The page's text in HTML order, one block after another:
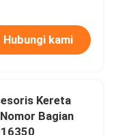
Hubungi kami
Kereta
Bagian